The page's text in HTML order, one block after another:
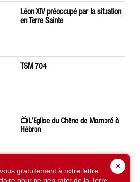
Léon XIV préoccupé par la situation
en Terre Sainte
TSM 704
📺L’Eglise du Chêne de Mambré à
Hébron
À Silwan, la saisie d’une terre du
×
gratuitement à notre lettre
pour ne rien rater de la Terre